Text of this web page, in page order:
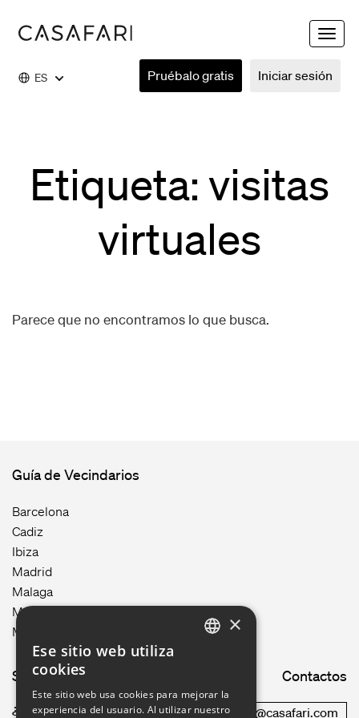
Toggle
ES Iniciar sesión
Pruébalo gratis
Etiqueta: visitas
virtuales
Parece que no encontramos lo que busca.
Guía de Vecindarios
Barcelona
Cadiz
Ibiza
Madrid
Malaga
Mallorca
Menorca
Site map
¿Cómo funciona?
Contactos
commercial@casafari.com
GERMAN
×
Ese sitio web utiliza
cookies
Este sitio web usa cookies para mejorar la
experiencia del usuario. Al utilizar nuestro